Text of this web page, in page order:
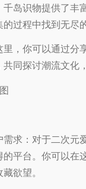
岛识物提供了丰
过程中找到无尽
里，你可以通过分
同探讨潮流文化
求：对于二次元
的平台。你可以在
欲望。